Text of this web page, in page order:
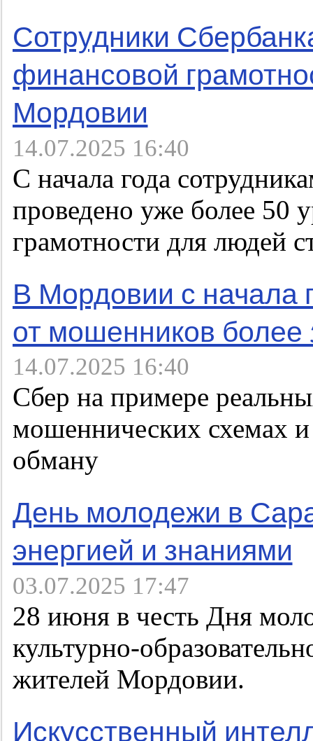
Сотрудники
финансовой
Мордовии
14.07.2025 16:40
С начала года
проведено уже более 50
грамотности для людей
В Мордовии с начала
от мошенников более
14.07.2025 16:40
Сбер на примере
мошеннических схемах и
обману
День молодежи в
энергией и знаниями
03.07.2025 17:47
28 июня в честь Дня
культурно-
жителей Мордовии.
Искусственный